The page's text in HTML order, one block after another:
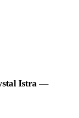
Istra —